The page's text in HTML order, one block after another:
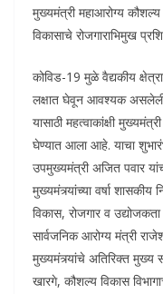
मुख्यमंत्री महाआरोग्य कौशल्य
विकासाचे रोजगाराभिमुख
कोविड-19 मुळे वैद्यकीय
लक्षात घेवून आवश्यक असलेली
यासाठी महत्वाकांक्षी
घेण्यात आला आहे. याचा
उपमुख्यमंत्री अजित पवार
मुख्यमंत्र्यांच्या वर्षा
विकास, रोजगार व
सार्वजनिक आरोग्य मंत्री
मुख्यमंत्र्यांचे अतिरिक्त मुख्य
खारगे, कौशल्य विकास